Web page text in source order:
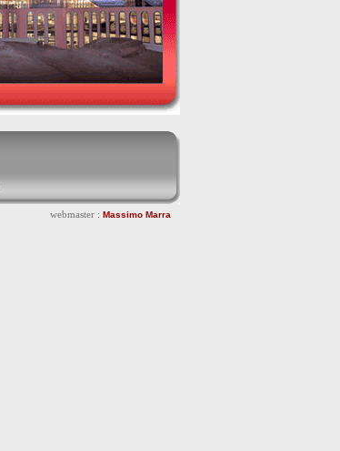
webmaster : Massimo Marra